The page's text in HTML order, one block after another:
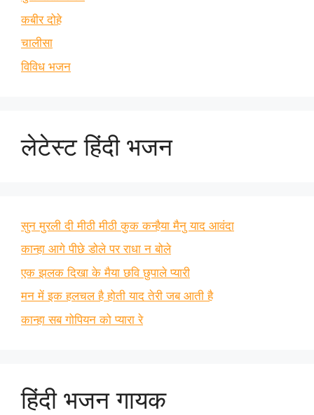
कबीर दोहे
चालीसा
विविध भजन
लेटेस्ट हिंदी भजन
सुन मुरली दी मीठी मीठी कुक कन्हैया मैनु याद आवंदा
कान्हा आगे पीछे डोले पर राधा न बोले
एक झलक दिखा के मैया छवि छुपाले प्यारी
मन में इक हलचल है होती याद तेरी जब आती है
कान्हा सब गोपियन को प्यारा रे
हिंदी भजन गायक